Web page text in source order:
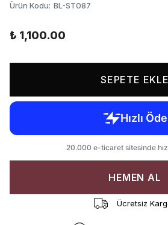
Ürün Kodu: BL-ST087
₺ 1,100.00
SEPETE EKLE
HEMEN AL
Ücretsiz